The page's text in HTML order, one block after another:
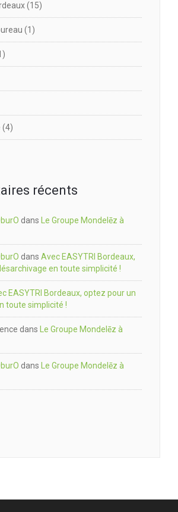
(15)
(1)
(4)
récents
dans Le Groupe Mondelēz à
dans Avec EASYTRI Bordeaux,
en toute simplicité !
EASYTRI Bordeaux, optez pour un
toute simplicité !
dans Le Groupe Mondelēz à
dans Le Groupe Mondelēz à